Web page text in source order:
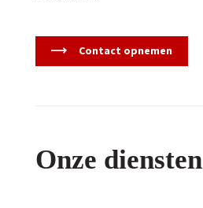
Contact opnemen
Onze diensten